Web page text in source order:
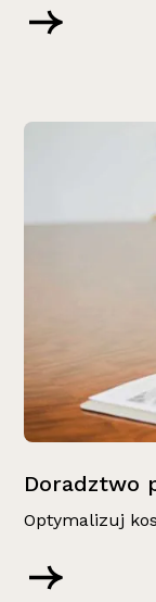
Doradztwo
Optymalizuj